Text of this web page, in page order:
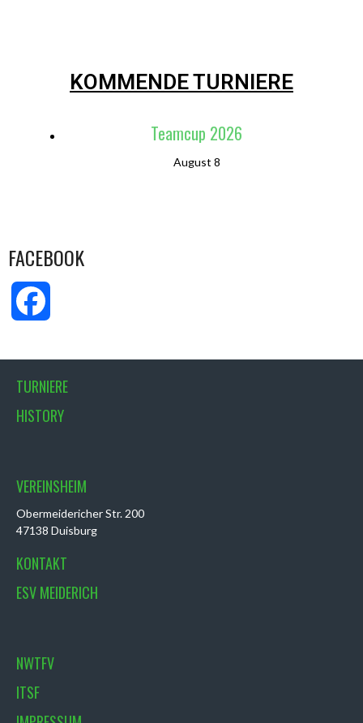
KOMMENDE TURNIERE
Teamcup 2026
August 8
FACEBOOK
TURNIERE
HISTORY
VEREINSHEIM
Obermeidericher Str. 200
47138 Duisburg
KONTAKT
ESV MEIDERICH
NWTFV
ITSF